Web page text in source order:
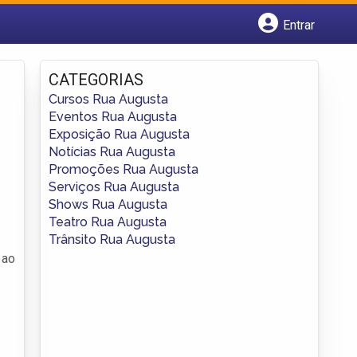
Entrar
Fazer login
Criar conta
CATEGORIAS
Cursos Rua Augusta
Eventos Rua Augusta
Exposição Rua Augusta
Notícias Rua Augusta
Promoções Rua Augusta
Serviços Rua Augusta
Shows Rua Augusta
Teatro Rua Augusta
Trânsito Rua Augusta